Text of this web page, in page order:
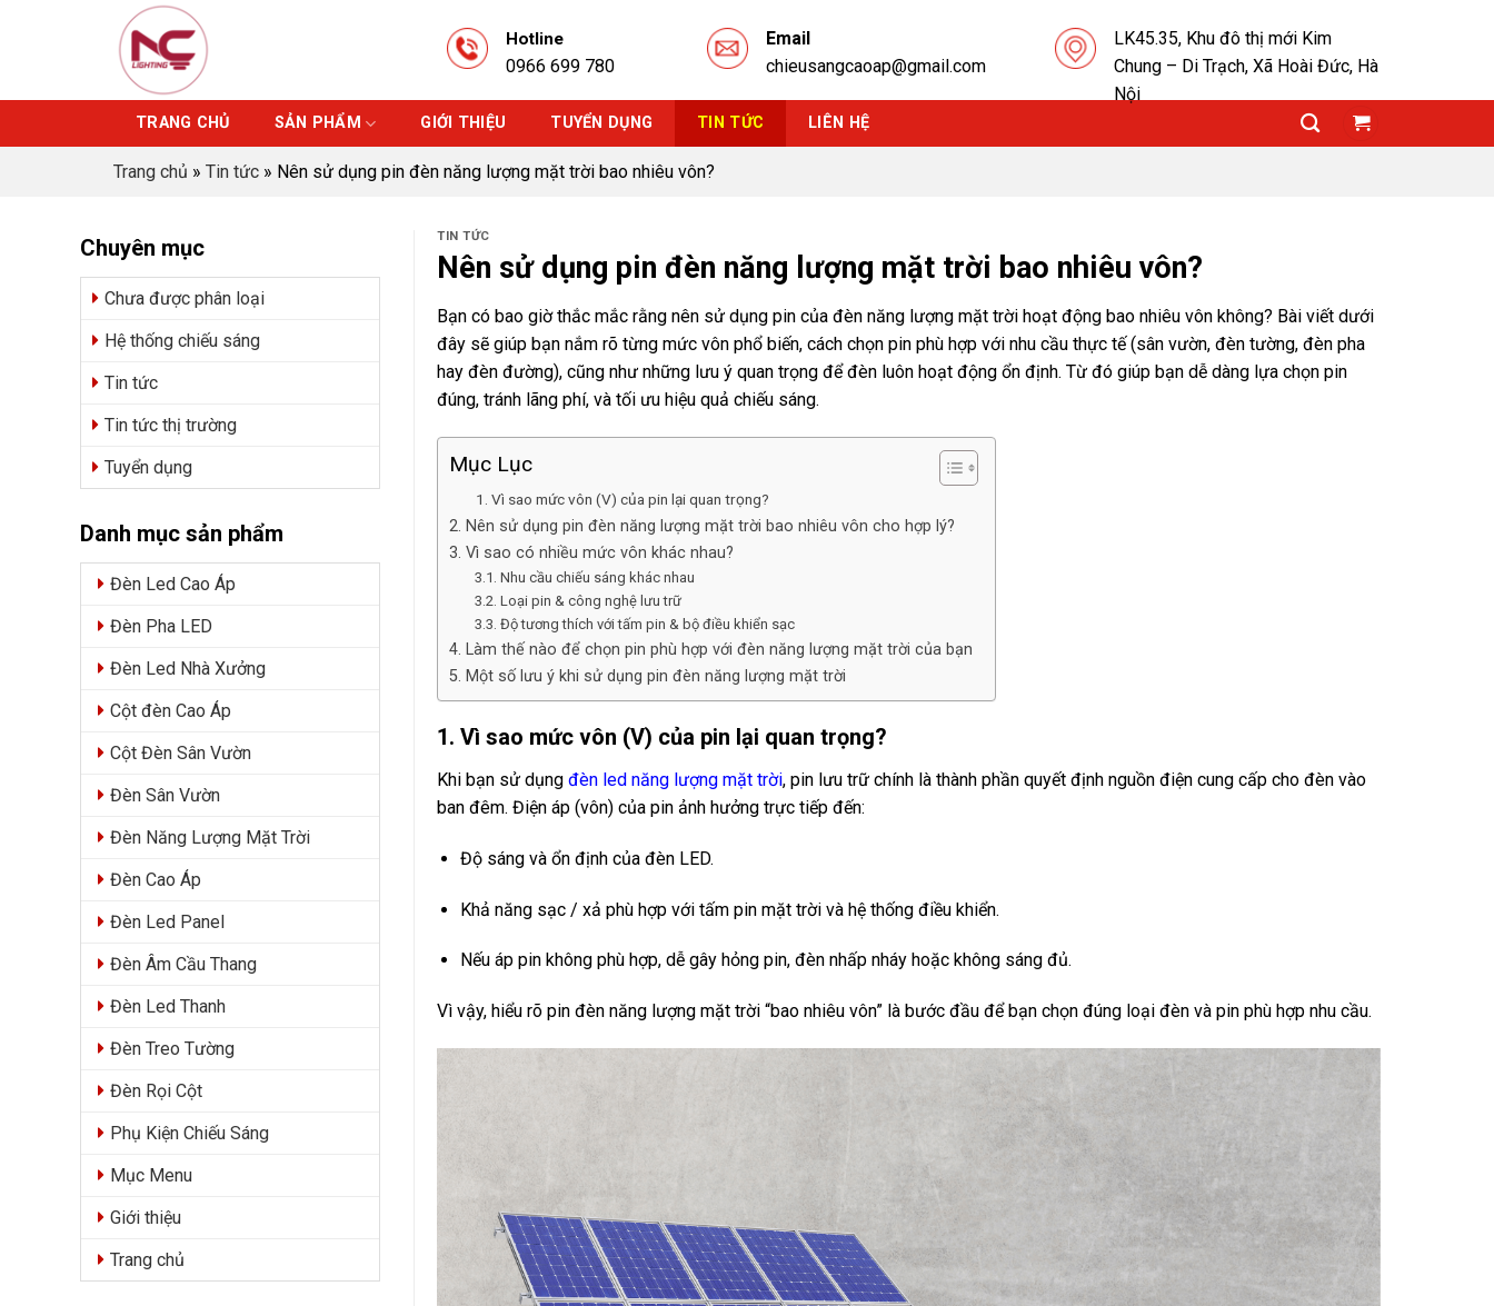
Hotline
0966 699 780
Email
chieusangcaoap@gmail.com
LK45.35, Khu đô thị mới Kim
Chung – Di Trạch, Xã Hoài Đức, Hà
Nội
TRANG CHỦ SẢN PHẨM GIỚI THIỆU TUYỂN DỤNG TIN TỨC LIÊN HỆ
Trang chủ » Tin tức » Nên sử dụng pin đèn năng lượng mặt trời bao nhiêu vôn?
Chuyên mục
Chưa được phân loại
Hệ thống chiếu sáng
Tin tức
Tin tức thị trường
Tuyển dụng
Danh mục sản phẩm
Đèn Led Cao Áp
Đèn Pha LED
Đèn Led Nhà Xưởng
Cột đèn Cao Áp
Cột Đèn Sân Vườn
Đèn Sân Vườn
Đèn Năng Lượng Mặt Trời
Đèn Cao Áp
Đèn Led Panel
Đèn Âm Cầu Thang
Đèn Led Thanh
Đèn Treo Tường
Đèn Rọi Cột
Phụ Kiện Chiếu Sáng
Mục Menu
Giới thiệu
Trang chủ
TIN TỨC
Nên sử dụng pin đèn năng lượng mặt trời bao nhiêu vôn?
Bạn có bao giờ thắc mắc rằng nên sử dụng pin của đèn năng lượng mặt trời hoạt động bao nhiêu vôn không? Bài viết dưới
đây sẽ giúp bạn nắm rõ từng mức vôn phổ biến, cách chọn pin phù hợp với nhu cầu thực tế (sân vườn, đèn tường, đèn pha
hay đèn đường), cũng như những lưu ý quan trọng để đèn luôn hoạt động ổn định. Từ đó giúp bạn dễ dàng lựa chọn pin
đúng, tránh lãng phí, và tối ưu hiệu quả chiếu sáng.
Mục Lục
1. Vì sao mức vôn (V) của pin lại quan trọng?
2. Nên sử dụng pin đèn năng lượng mặt trời bao nhiêu vôn cho hợp lý?
3. Vì sao có nhiều mức vôn khác nhau?
3.1. Nhu cầu chiếu sáng khác nhau
3.2. Loại pin & công nghệ lưu trữ
3.3. Độ tương thích với tấm pin & bộ điều khiển sạc
4. Làm thế nào để chọn pin phù hợp với đèn năng lượng mặt trời của bạn
5. Một số lưu ý khi sử dụng pin đèn năng lượng mặt trời
1. Vì sao mức vôn (V) của pin lại quan trọng?
Khi bạn sử dụng đèn led năng lượng mặt trời, pin lưu trữ chính là thành phần quyết định nguồn điện cung cấp cho đèn vào
ban đêm. Điện áp (vôn) của pin ảnh hưởng trực tiếp đến:
Độ sáng và ổn định của đèn LED.
Khả năng sạc / xả phù hợp với tấm pin mặt trời và hệ thống điều khiển.
Nếu áp pin không phù hợp, dễ gây hỏng pin, đèn nhấp nháy hoặc không sáng đủ.
Vì vậy, hiểu rõ pin đèn năng lượng mặt trời “bao nhiêu vôn” là bước đầu để bạn chọn đúng loại đèn và pin phù hợp nhu cầu.